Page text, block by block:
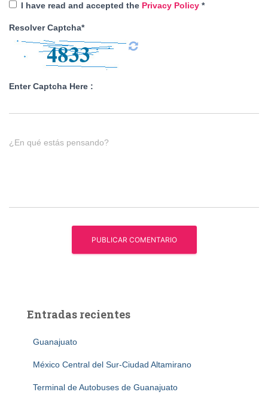
I have read and accepted the Privacy Policy *
Resolver Captcha*
Enter Captcha Here :
¿En qué estás pensando?
Entradas recientes
Guanajuato
México Central del Sur-Ciudad Altamirano
Terminal de Autobuses de Guanajuato